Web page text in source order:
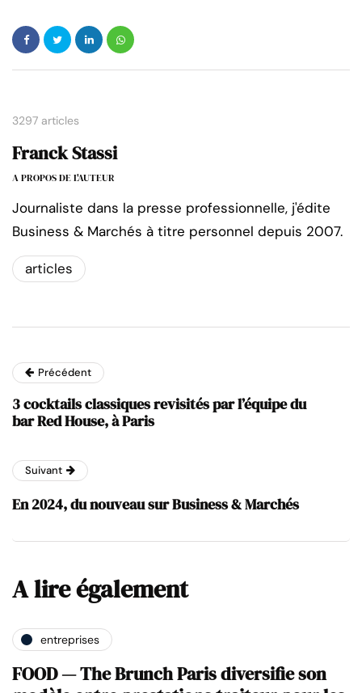
3297 articles
Franck Stassi
A PROPOS DE L'AUTEUR
Journaliste dans la presse professionnelle, j'édite
Business & Marchés à titre personnel depuis 2007.
articles
Précédent
3 cocktails classiques revisités par l’équipe du
bar Red House, à Paris
Suivant
En 2024, du nouveau sur Business & Marchés
A lire également
entreprises
FOOD — The Brunch Paris diversifie son